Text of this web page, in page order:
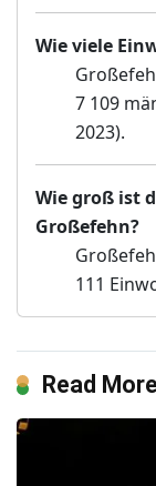
Wie viele
7 109
2023).
Wie groß ist
Großefehn?
111
Read More